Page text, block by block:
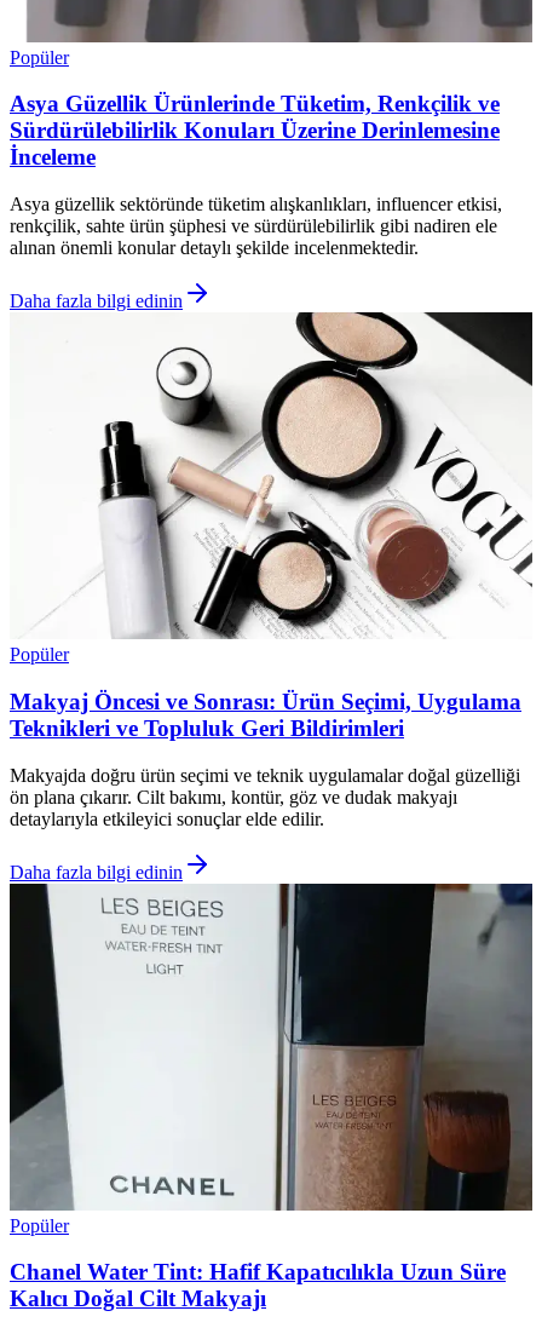
Popüler
Asya Güzellik Ürünlerinde Tüketim, Renkçilik ve
Sürdürülebilirlik Konuları Üzerine Derinlemesine
İnceleme
Asya güzellik sektöründe tüketim alışkanlıkları, influencer etkisi,
renkçilik, sahte ürün şüphesi ve sürdürülebilirlik gibi nadiren ele
alınan önemli konular detaylı şekilde incelenmektedir.
Daha fazla bilgi edinin
Popüler
Makyaj Öncesi ve Sonrası: Ürün Seçimi, Uygulama
Teknikleri ve Topluluk Geri Bildirimleri
Makyajda doğru ürün seçimi ve teknik uygulamalar doğal güzelliği
ön plana çıkarır. Cilt bakımı, kontür, göz ve dudak makyajı
detaylarıyla etkileyici sonuçlar elde edilir.
Daha fazla bilgi edinin
Popüler
Chanel Water Tint: Hafif Kapatıcılıkla Uzun Süre
Kalıcı Doğal Cilt Makyajı